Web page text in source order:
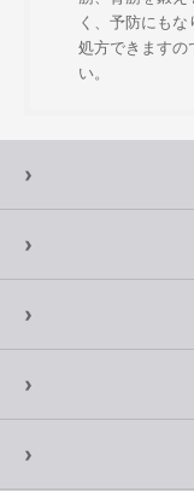
く、予防にも
処方できますの
い。